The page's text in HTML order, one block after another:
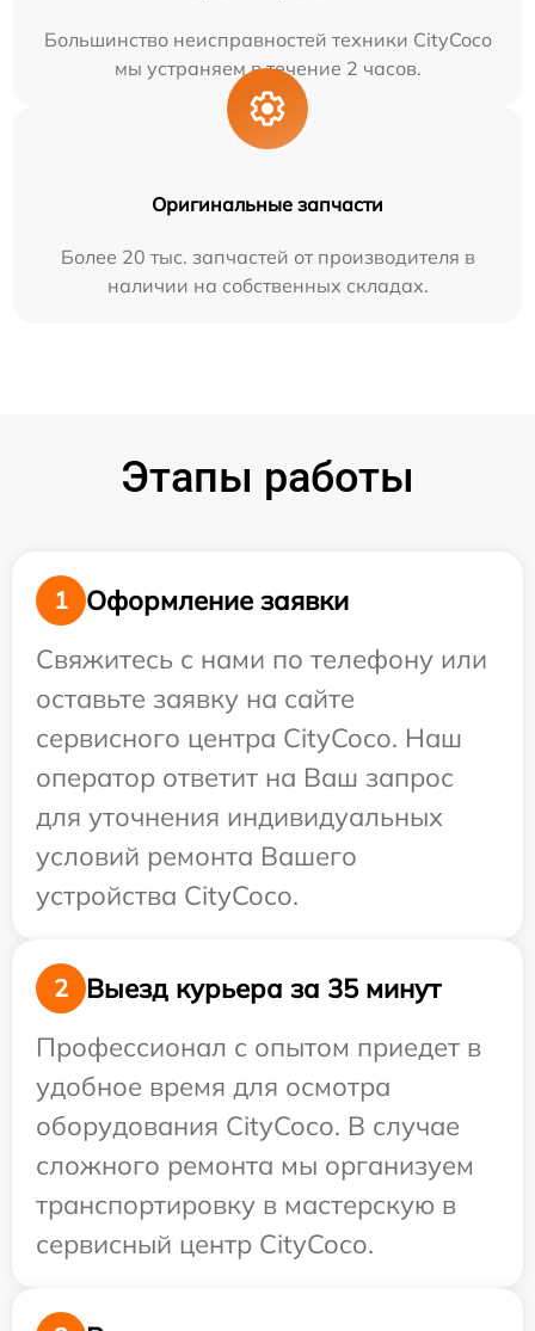
Большинство неисправностей техники CityCoco
мы устраняем в течение 2 часов.
Оригинальные запчасти
Более 20 тыс. запчастей от производителя в
наличии на собственных складах.
Этапы работы
1
Оформление заявки
Свяжитесь с нами по телефону или
оставьте заявку на сайте
сервисного центра CityCoco. Наш
оператор ответит на Ваш запрос
для уточнения индивидуальных
условий ремонта Вашего
устройства CityCoco.
2
Выезд курьера за 35 минут
Профессионал с опытом приедет в
удобное время для осмотра
оборудования CityCoco. В случае
сложного ремонта мы организуем
транспортировку в мастерскую в
сервисный центр CityCoco.